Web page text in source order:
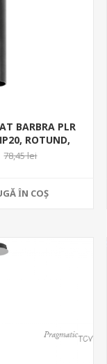
BARBRA PLR
ROTUND,
78,45 lei
ȊN COŞ